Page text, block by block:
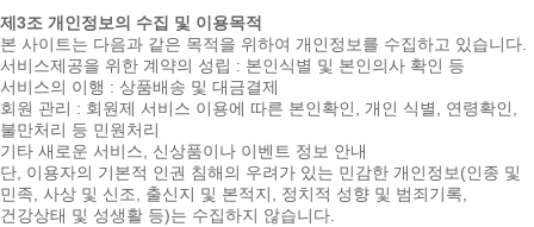
제3조 개인정보의 수집 및 이용목적
본 사이트는 다음과 같은 목적을 위하여 개인정보를 수집하고 있습니다.
서비스제공을 위한 계약의 성립 : 본인식별 및 본인의사 확인 등
서비스의 이행 : 상품배송 및 대금결제
회원 관리 : 회원제 서비스 이용에 따른 본인확인, 개인 식별, 연령확인,
불만처리 등 민원처리
기타 새로운 서비스, 신상품이나 이벤트 정보 안내
단, 이용자의 기본적 인권 침해의 우려가 있는 민감한 개인정보(인종 및
민족, 사상 및 신조, 출신지 및 본적지, 정치적 성향 및 범죄기록,
건강상태 및 성생활 등)는 수집하지 않습니다.